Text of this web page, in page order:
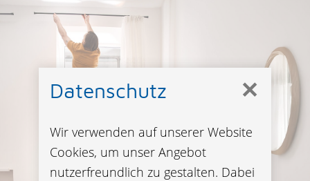
✕
Datenschutz
Wir verwenden auf unserer Website
Cookies, um unser Angebot
nutzerfreundlich zu gestalten. Dabei